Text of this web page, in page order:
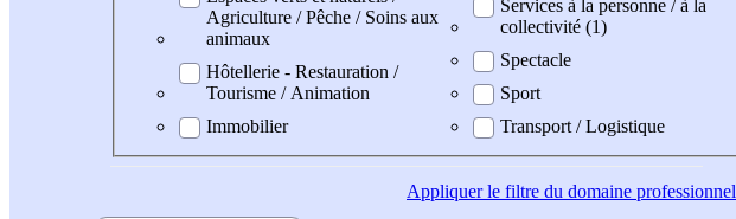
Agriculture / Pêche / Soins aux
animaux
Hôtellerie - Restauration /
Tourisme / Animation
Immobilier
Services à la personne / à la
collectivité (1)
Spectacle
Sport
Transport / Logistique
Appliquerle filtre du domaine professionnel